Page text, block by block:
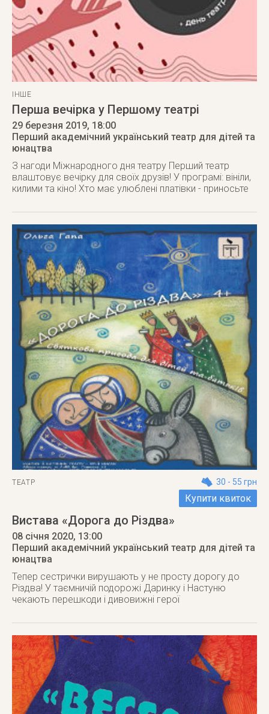
ІНШЕ
Перша вечірка у Першому театрі
29 березня 2019, 18:00
Перший академічний український театр для дітей та
юнацтва
З нагоди Міжнародного дня театру Перший театр
влаштовує вечірку для своїх друзів! У програмі: вініли,
килими та кіно! Хто має улюблені платівки - приносьте
ТЕАТР 30 - 55 грн
Купити квиток
Вистава «Дорога до Різдва»
08 січня 2020, 13:00
Перший академічний український театр для дітей та
юнацтва
Тепер сестрички вирушають у не просту дорогу до
Різдва! У таємничій подорожі Даринку і Настуню
чекають перешкоди і дивовижні герої